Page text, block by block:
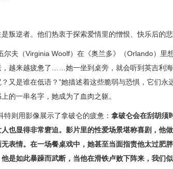
叛逆者。他们热衷于探索爱情里的憎恨、快乐后的
尔夫（Virginia Woolf）在《奥兰多》（Orlando）里
，越来越疲惫了……她一坐到桌旁，就会听到英吉利
又是谁在低语？”她描述着这些脆弱与恐惧，它们永
的一串名字，她成为了血肉之躯。
特则用影像展示了拿破仑的疲惫： 拿破仑会在刮胡须
也显得非常窘迫。影片里的性爱场景堪称喜剧，他
表情。在一场餐桌戏中，她甚至当面指责他太过肥
是如此暴躁而武断，当他在滑铁卢败下阵来，我们